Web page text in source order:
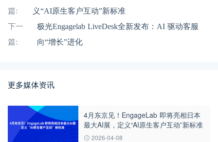
篇:
义“AI原生客户互动”新标准
下一
篇:
极光Engagelab LiveDesk全新发布：AI 驱动客服
向“增长”进化
更多媒体资讯
4月东京见！EngageLab 即将亮相日本
最大AI展，定义“AI原生客户互动”新标准
2026-04-08